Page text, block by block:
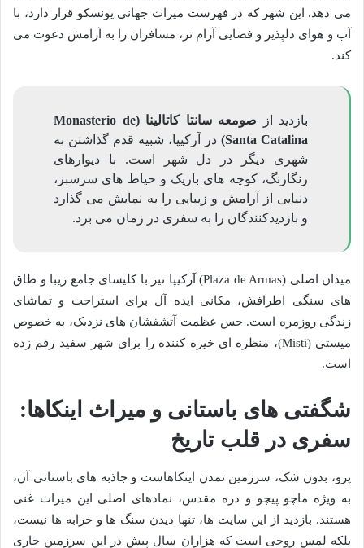
می دهد. این شهر که در فهرست میراث جهانی یونسکو قرار دارد، با
آب و هوای دلپذیر و فضایی آرام تر، مسافران را به آرامش دعوت می
کند.
بازدید از
صومعه سانتا کاتالینا (Monasterio de
Santa Catalina) در آرکیپا، شبیه قدم گذاشتن به
شهری دیگر در دل شهر است. با دیوارهای
رنگارنگ، کوچه های باریک و حیاط های سرسبز،
دنیایی از آرامش و زیبایی را به نمایش می گذارد
و بازدیدکنندگان را به سفری در زمان می برد.
میدان اصلی (Plaza de Armas) آرکیپا نیز با کلیسای جامع زیبا و طاق
های سنگی اطرافش، مکانی ایده آل برای استراحت و تماشای
زندگی روزمره است. حس عظمت آتشفشان های نزدیک، به خصوص
میستی (Misti)، منظره ای خیره کننده را برای شهر سفید رقم زده
است.
شگفتی های باستانی و میراث اینکاها:
سفری در قلب تاریخ
پرو، بدون شک، سرزمین تمدن اینکاهاست و جاذبه های باستانی آن،
به ویژه ماچو پیچو و دره مقدس، نمادهای اصلی این میراث غنی
هستند. بازدید از این سایت ها، تنها دیدن سنگ ها و خرابه ها نیست،
بلکه لمس روحی است که هزاران سال پیش در این سرزمین جاری